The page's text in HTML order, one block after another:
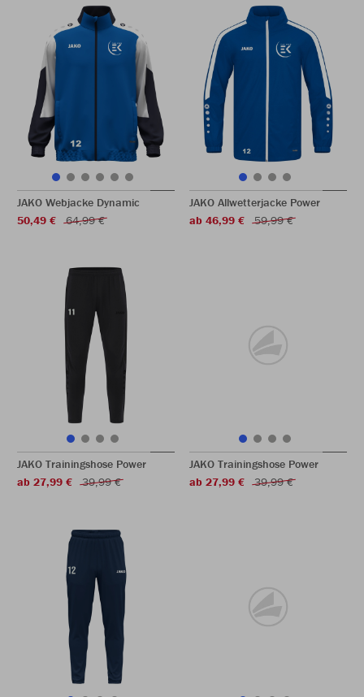
JAKO Webjacke Dynamic
50,49 €
64,99 €
JAKO Allwetterjacke Power
ab 46,99 €
59,99 €
JAKO Trainingshose Power
ab 27,99 €
39,99 €
JAKO Trainingshose Power
ab 27,99 €
39,99 €